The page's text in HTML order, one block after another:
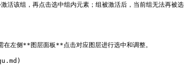
再点击选中组内元素；组被激活后，当前组无法再被选
左侧**图层面板**点击对应图层进行选中和调整。